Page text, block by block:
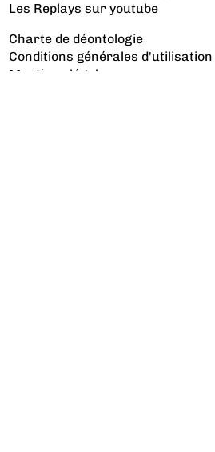
Les Replays sur youtube
Charte de déontologie
Conditions générales d'utilisation
Mentions légales